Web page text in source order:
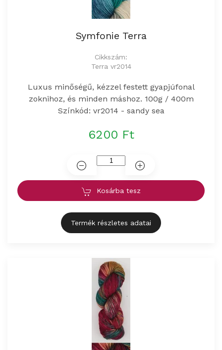
Symfonie Terra
Cikkszám:
Terra vr2014
Luxus minőségű, kézzel festett gyapjúfonal
zoknihoz, és minden máshoz. 100g / 400m
Színkód: vr2014 - sandy sea
6200 Ft
Kosárba tesz
Termék részletes adatai